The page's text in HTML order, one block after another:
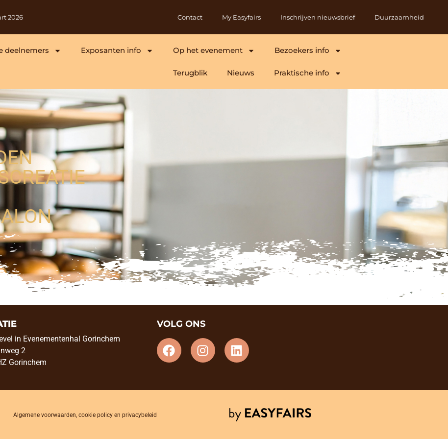
2026 Contact My Easyfairs Inschrijven nieuwsbrief Duurzaamheid
deelnemers Exposanten info Op het evenement Bezoekers info
Terugblik Nieuws Praktische info
in Evenementenhal Gorinchem
2
Gorinchem
VOLG ONS
Algemene voorwaarden, cookie policyen privacybeleid